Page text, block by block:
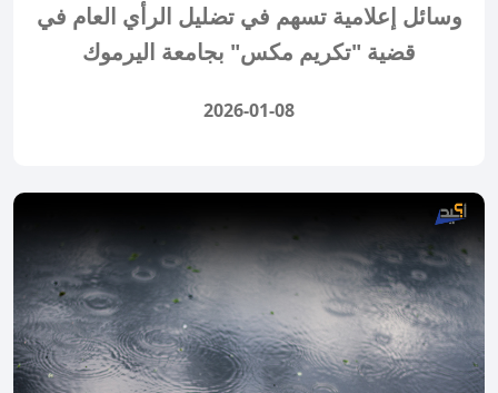
وسائل إعلامية تسهم في تضليل الرأي العام في
قضية "تكريم مكس" بجامعة اليرموك
2026-01-08